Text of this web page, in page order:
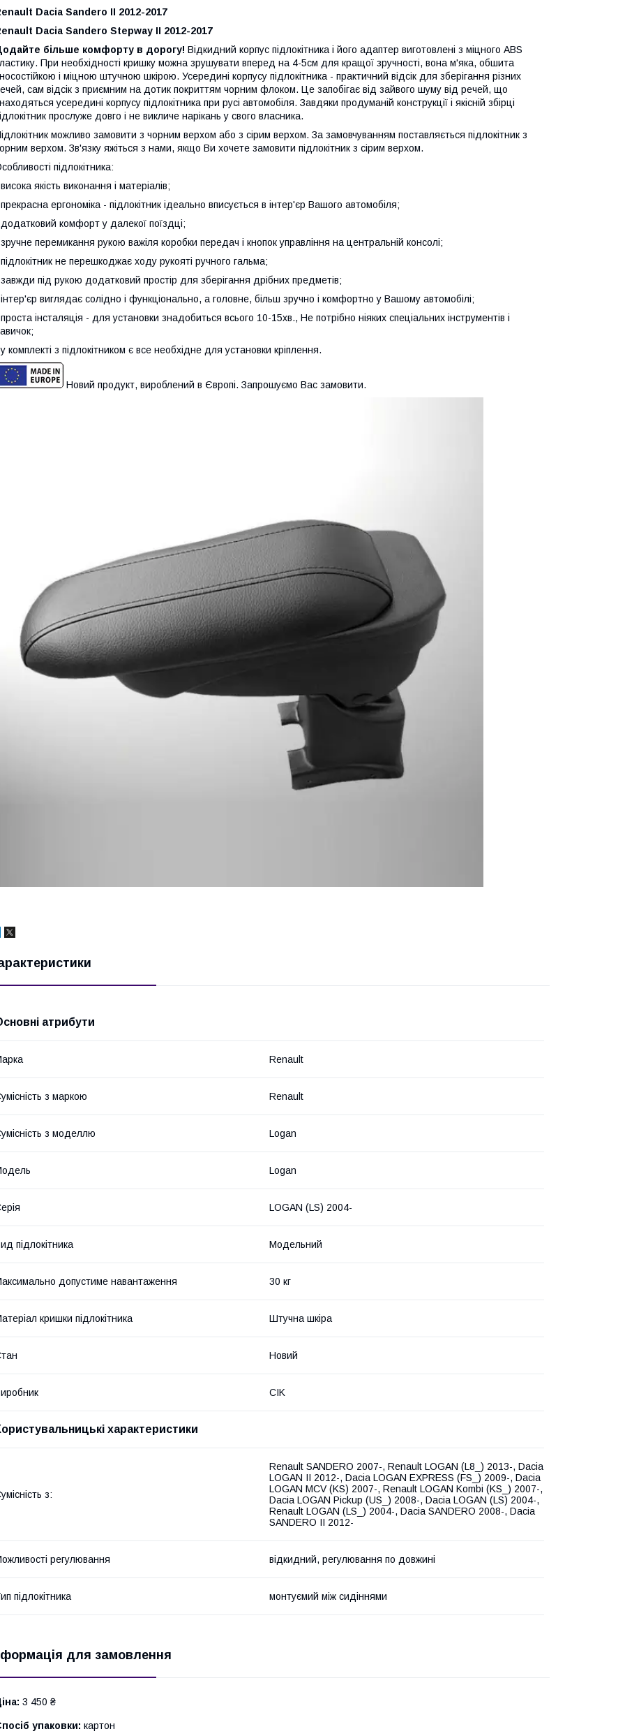
Dacia Sandero II 2012-2017
Dacia Sandero Stepway II 2012-2017
більше комфорту в дорогу! Відкидний корпус підлокітника і його адаптер виготовлені з міцного ABS
При необхідності кришку можна зрушувати вперед на 4-5см для кращої зручності, вона м'яка, обшита
і міцною штучною шкірою. Усередині корпусу підлокітника - практичний відсік для зберігання різних
сам відсік з приємним на дотик покриттям чорним флоком. Це запобігає від зайвого шуму від речей, що
усередині корпусу підлокітника при русі автомобіля. Завдяки продуманій конструкції і якісній збірці
прослуже довго і не викличе нарікань у свого власника.
можливо замовити з чорним верхом або з сірим верхом. За замовчуванням поставляється підлокітник з
верхом. Зв'язку яжіться з нами, якщо Ви хочете замовити підлокітник з сірим верхом.
підлокітника:
якість виконання і матеріалів;
ергономіка - підлокітник ідеально вписується в інтер'єр Вашого автомобіля;
комфорт у далекої поїздці;
перемикання рукою важіля коробки передач і кнопок управління на центральній консолі;
не перешкоджає ходу рукояті ручного гальма;
під рукою додатковий простір для зберігання дрібних предметів;
виглядає солідно і функціонально, а головне, більш зручно і комфортно у Вашому автомобілі;
інсталяція - для установки знадобиться всього 10-15хв., Не потрібно ніяких спеціальних інструментів і
комплекті з підлокітником є все необхідне для установки кріплення.
Новий продукт, вироблений в Європі. Запрошуємо Вас замовити.
атрибути
Renault
з маркою Renault
з моделлю Logan
Logan
LOGAN (LS) 2004-
підлокітника Модельний
допустиме навантаження 30 кг
кришки підлокітника Штучна шкіра
Новий
CIK
характеристики
з:
Renault SANDERO 2007-, Renault LOGAN (L8_) 2013-, Dacia
LOGAN II 2012-, Dacia LOGAN EXPRESS (FS_) 2009-, Dacia
LOGAN MCV (KS) 2007-, Renault LOGAN Kombi (KS_) 2007-,
Dacia LOGAN Pickup (US_) 2008-, Dacia LOGAN (LS) 2004-,
Renault LOGAN (LS_) 2004-, Dacia SANDERO 2008-, Dacia
SANDERO II 2012-
регулювання відкидний, регулювання по довжині
підлокітника монтуємий між сидіннями
для замовлення
3 450 ₴
упаковки: картон